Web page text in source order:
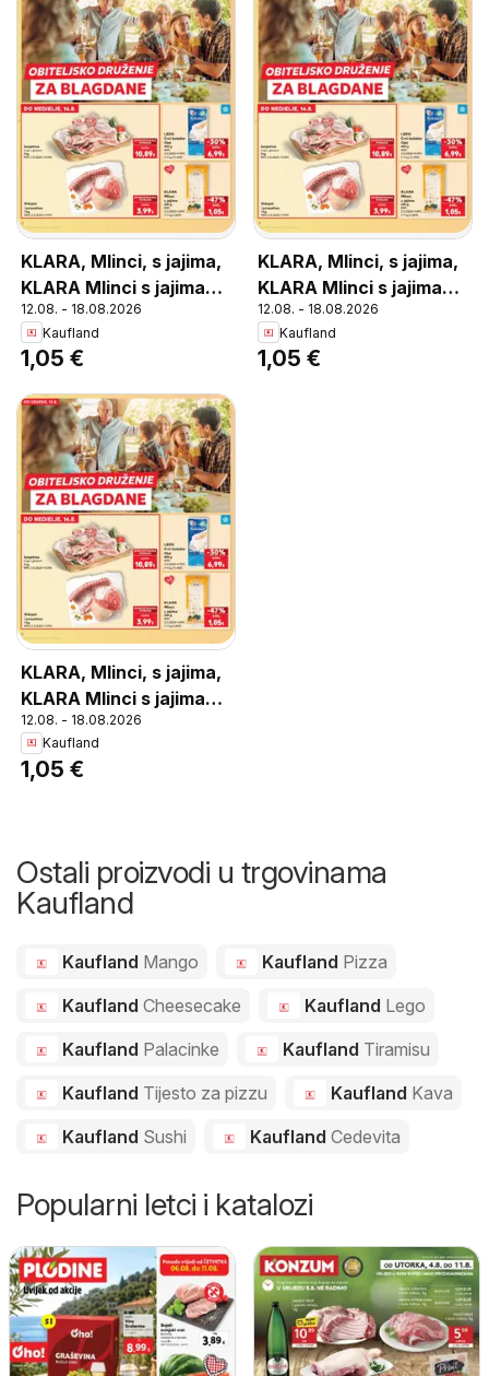
KLARA, Mlinci, s jajima,
KLARA Mlinci s jajima
250 g
12.08. - 18.08.2026
Kaufland
1,05 €
KLARA, Mlinci, s jajima,
KLARA Mlinci s jajima
250 g
12.08. - 18.08.2026
Kaufland
1,05 €
KLARA, Mlinci, s jajima,
KLARA Mlinci s jajima
250 g
12.08. - 18.08.2026
Kaufland
1,05 €
Ostali proizvodi u trgovinama
Kaufland
Kaufland Mango Kaufland Pizza
Kaufland Cheesecake Kaufland Lego
Kaufland Palacinke Kaufland Tiramisu
Kaufland Tijesto za pizzu Kaufland Kava
Kaufland Sushi Kaufland Cedevita
Popularni letci i katalozi